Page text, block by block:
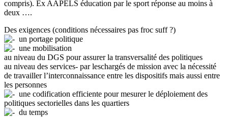
compris). Ex AAPELS éducation par le sport réponse au moins à
deux ….
Des exigences (conditions nécessaires pas froc suff ?)
un portage politique
une mobilisation
au niveau du DGS pour assurer la transversalité des politiques
au niveau des services- par leschargés de mission avec la nécessité
de travailler l’interconnaissance entre les dispositifs mais aussi entre
les personnes
une codification efficiente pour mesurer le déploiement des
politiques sectorielles dans les quartiers
du temps